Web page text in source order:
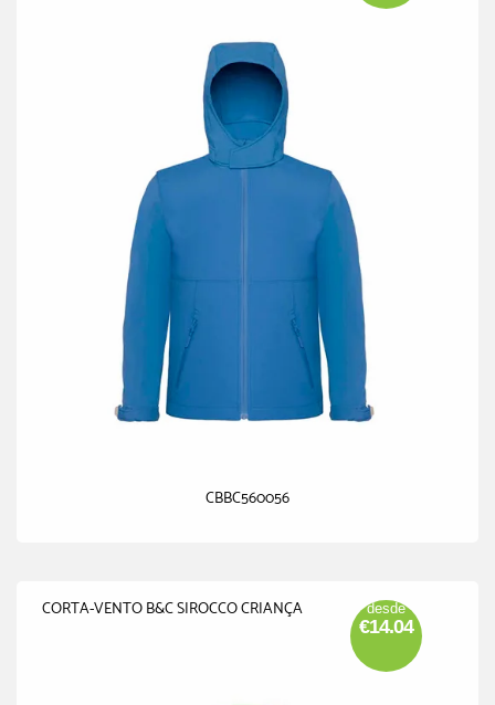
CBBC560056
CORTA-VENTO B&C SIROCCO CRIANÇA desde
€14.04